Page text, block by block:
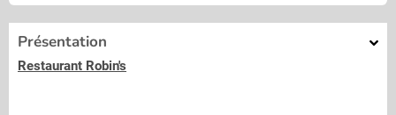
Présentation
Restaurant Robin's